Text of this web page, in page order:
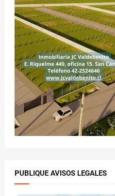
PUBLIQUE AVISOS LEGALES